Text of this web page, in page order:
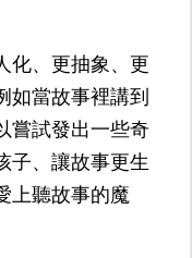
化、更抽象、更
如當故事裡講到
嘗試發出一些奇
子、讓故事更生
上聽故事的魔